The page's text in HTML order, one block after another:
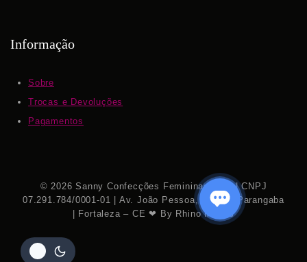
Informação
Sobre
Trocas e Devoluções
Pagamentos
© 2026 Sanny Confecções Femininas S.A. | CNPJ
07.291.784/0001-01 | Av. João Pessoa, 7.111 – Parangaba
| Fortaleza – CE ❤ By Rhino Mídias